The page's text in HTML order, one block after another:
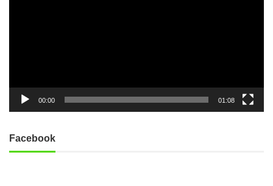
00:00 01:08
Facebook